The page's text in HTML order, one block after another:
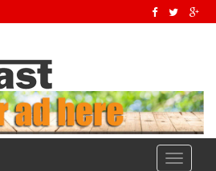
Toggle